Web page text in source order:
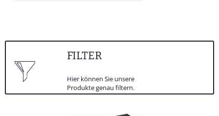
FILTER
Hier können Sie unsere
Produkte genau filtern.